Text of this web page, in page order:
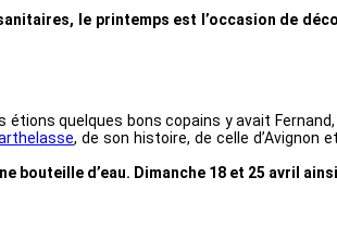
le printemps est l’occasion de
quelques bons copains y avait
, de son histoire, de celle d’Avignon
bouteille d’eau. Dimanche 18 et 25 avril